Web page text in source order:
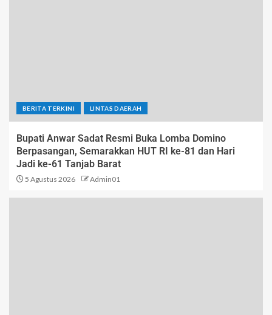
BERITA TERKINI LINTAS DAERAH
Bupati Anwar Sadat Resmi Buka Lomba Domino
Berpasangan, Semarakkan HUT RI ke-81 dan Hari
Jadi ke-61 Tanjab Barat
5 Agustus 2026 Admin01